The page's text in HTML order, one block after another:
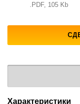
.PDF, 105 Kb
Характеристики